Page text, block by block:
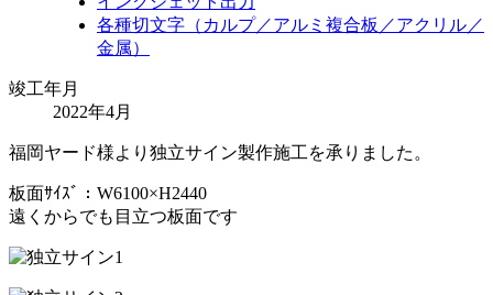
各種切文字（カルプ／アルミ複合板／アクリル／
金属）
竣工年月
2022年4月
福岡ヤード様より独立サイン製作施工を承りました。
板面ｻｲｽﾞ：W6100×H2440
遠くからでも目立つ板面です